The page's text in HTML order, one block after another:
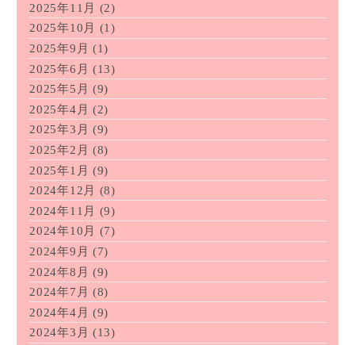
2025年11月
(2)
2025年10月
(1)
2025年9月 (1)
2025年6月 (13)
2025年5月 (9)
2025年4月 (2)
2025年3月 (9)
2025年2月 (8)
2025年1月 (9)
2024年12月
(8)
2024年11月
(9)
2024年10月
(7)
2024年9月 (7)
2024年8月 (9)
2024年7月 (8)
2024年4月 (9)
2024年3月 (13)